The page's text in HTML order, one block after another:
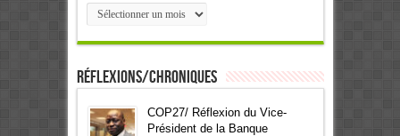
Archives
Réflexions/Chroniques
COP27/ Réflexion du Vice-
Président de la Banque